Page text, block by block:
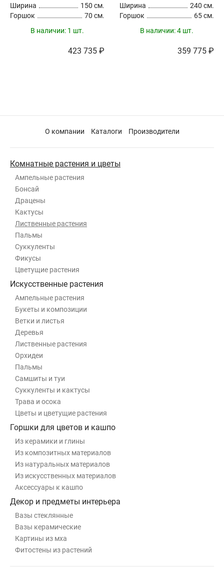
Ширина
150 см.
Горшок
70 см.
В наличии: 1 шт.
423 735 ₽
Ширина
240 см.
Горшок
65 см.
В наличии:4 шт.
359 775 ₽
О компании Каталоги Производители
Комнатные растения и цветы
Ампельные растения
Бонсай
Драцены
Кактусы
Лиственные растения
Пальмы
Суккуленты
Фикусы
Цветущие растения
Искусственные растения
Ампельные растения
Букеты и композиции
Ветки и листья
Деревья
Лиственные растения
Орхидеи
Пальмы
Самшиты и туи
Суккуленты и кактусы
Трава и осока
Цветы и цветущие растения
Горшки для цветов и кашпо
Из керамики и глины
Из композитных материалов
Из натуральных материалов
Из искусственных материалов
Аксессуары к кашпо
Декор и предметы интерьера
Вазы стеклянные
Вазы керамические
Картины из мха
Фитостены из растений